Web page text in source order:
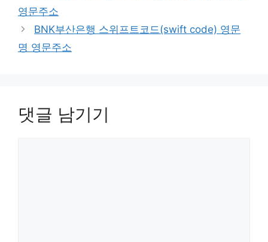
영문주소
BNK부산은행 스위프트코드(swift code) 영문
명 영문주소
댓글 남기기